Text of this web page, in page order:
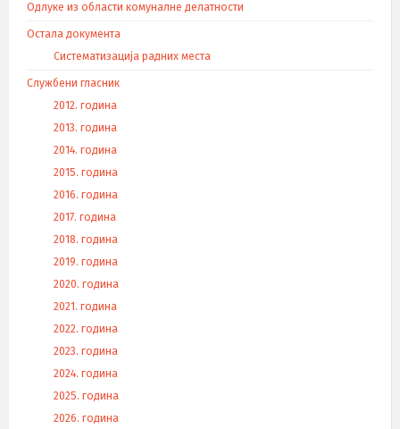
Одлуке из области комуналне делатности
Остала документа
Систематизација радних места
Службени гласник
2012. година
2013. година
2014. година
2015. година
2016. година
2017. година
2018. година
2019. година
2020. година
2021. година
2022. година
2023. година
2024. година
2025. година
2026. година